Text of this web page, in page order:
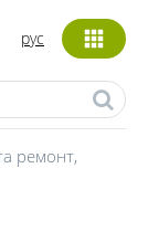
рус
ремонт,